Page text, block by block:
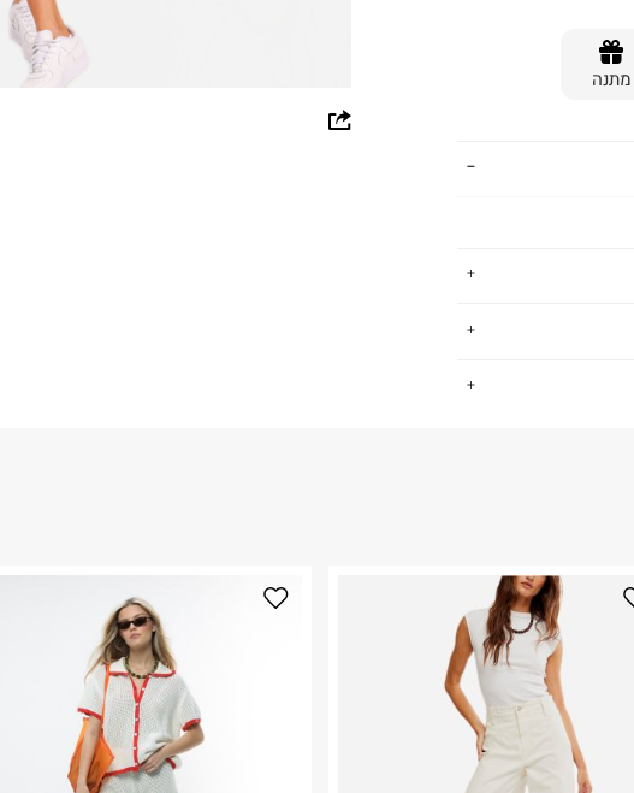
מתנה
על גבי החבילה
באתר בלבד